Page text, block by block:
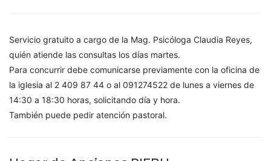
Servicio gratuito a cargo de la Mag. Psicóloga Claudia Reyes,
quién atiende las consultas los días martes.
Para concurrir debe comunicarse previamente con la oficina de
la iglesia al 2 409 87 44 o al 091274522 de lunes a viernes de
14:30 a 18:30 horas, solicitando día y hora.
También puede pedir atención pastoral.